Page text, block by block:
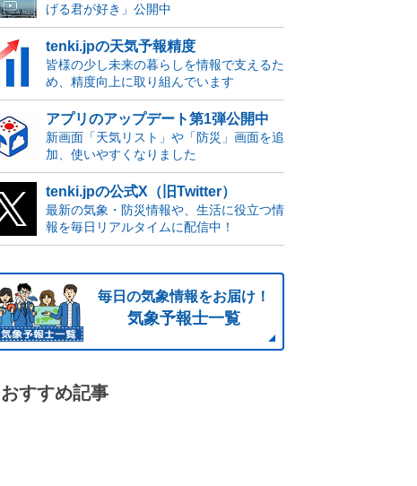
げる君が好き」公開中
tenki.jpの天気予報精度
皆様の少し未来の暮らしを情報で支えるた
め、精度向上に取り組んでいます
アプリのアップデート第1弾公開中
新画面「天気リスト」や「防災」画面を追
加、使いやすくなりました
tenki.jpの公式X（旧Twitter）
最新の気象・防災情報や、生活に役立つ情
報を毎日リアルタイムに配信中！
毎日の気象情報をお届け！
気象予報士一覧
おすすめ記事